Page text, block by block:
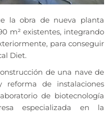
la obra de nueva planta
m² existentes, integrando
para conseguir
Diet.
de una nave de
reforma de instalaciones
de biotecnología
especializada en la